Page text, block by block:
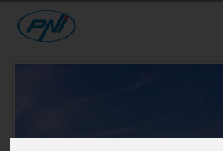
Salta
al
contenuto
Vai
di